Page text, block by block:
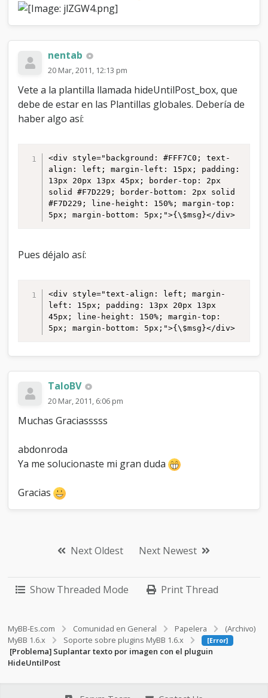
nentab
20 Mar, 2011, 12:13 pm
Vete a la plantilla llamada hideUntilPost_box, que
debe de estar en las Plantillas globales. Debería de
haber algo así:
<div style="background: #FFF7C0; text-
align: left; margin-left: 15px; padding:
13px 20px 13px 45px; border-top: 2px
solid #F7D229; border-bottom: 2px solid
#F7D229; line-height: 150%; margin-top:
5px; margin-bottom: 5px;">{\$msg}</div>
Pues déjalo así:
<div style="text-align: left; margin-
left: 15px; padding: 13px 20px 13px
45px; line-height: 150%; margin-top:
5px; margin-bottom: 5px;">{\$msg}</div>
TaloBV
20 Mar, 2011, 6:06 pm
Muchas Graciasssss
abdonroda
Ya me solucionaste mi gran duda
Gracias
Next Oldest Next Newest
Show Threaded Mode Print Thread
MyBB-Es.com Comunidad en General Papelera
(Archivo)
MyBB 1.6.x
Soporte sobre plugins MyBB 1.6.x [Error]
[Problema] Suplantar texto por imagen con el pluguin
HideUntilPost